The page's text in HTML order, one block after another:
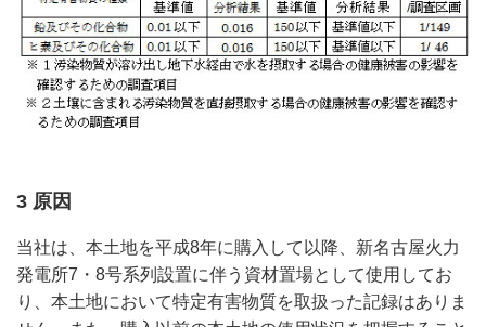
3 原因
当社は、本土地を平成8年に購入して以降、新名古屋火力
発電所7・8号系列設置に伴う資材置場として使用してお
り、本土地において特定有害物質を取扱った記録はありま